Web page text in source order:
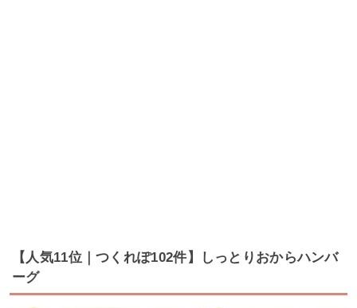
【人気11位｜つくれぽ102件】しっとりおからハンバ
ーグ